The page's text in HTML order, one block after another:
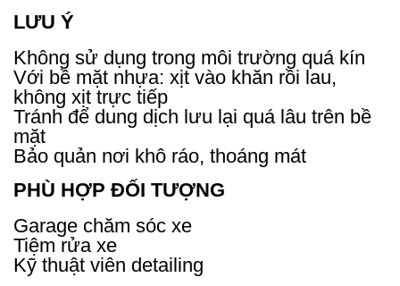
LƯU Ý
Không sử dụng trong môi trường quá kín
Với bề mặt nhựa: xịt vào khăn rồi lau,
không xịt trực tiếp
Tránh để dung dịch lưu lại quá lâu trên bề
mặt
Bảo quản nơi khô ráo, thoáng mát
PHÙ HỢP ĐỐI TƯỢNG
Garage chăm sóc xe
Tiệm rửa xe
Kỹ thuật viên detailing